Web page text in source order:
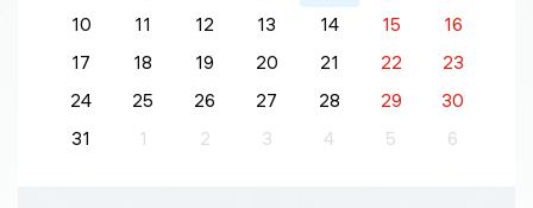
10
11 12 13 14 15
16
17
18 19 20 21 22
23
24
25 26 27 28 29
30
31
1 2 3 4 5 6